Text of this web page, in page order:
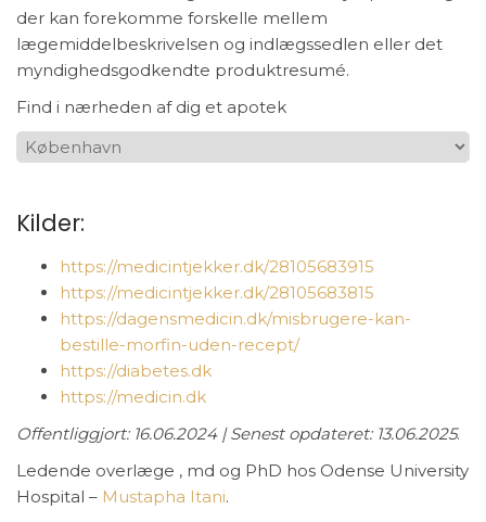
der kan forekomme forskelle mellem
lægemiddelbeskrivelsen og indlægssedlen eller det
myndighedsgodkendte produktresumé.
Find i nærheden af dig et apotek
Kilder:
https://medicintjekker.dk/28105683915
https://medicintjekker.dk/28105683815
https://dagensmedicin.dk/misbrugere-kan-
bestille-morfin-uden-recept/
https://diabetes.dk
https://medicin.dk
Offentliggjort: 16.06.2024 | Senest opdateret: 13.06.2025.
Ledende overlæge , md og PhD hos Odense University
Hospital – Mustapha Itani.